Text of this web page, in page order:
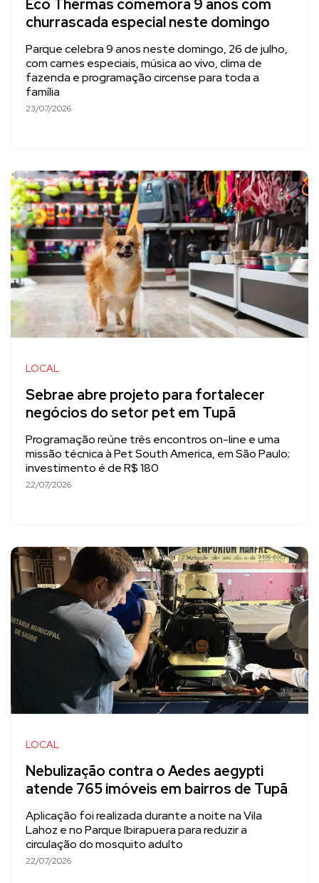
Eco Thermas comemora 9 anos com
churrascada especial neste domingo
Parque celebra 9 anos neste domingo, 26 de julho,
com carnes especiais, música ao vivo, clima de
fazenda e programação circense para toda a
família
23/07/2026
LOCAL
Sebrae abre projeto para fortalecer
negócios do setor pet em Tupã
Programação reúne três encontros on-line e uma
missão técnica à Pet South America, em São Paulo;
investimento é de R$ 180
22/07/2026
LOCAL
Nebulização contra o Aedes aegypti
atende 765 imóveis em bairros de Tupã
Aplicação foi realizada durante a noite na Vila
Lahoz e no Parque Ibirapuera para reduzir a
circulação do mosquito adulto
22/07/2026